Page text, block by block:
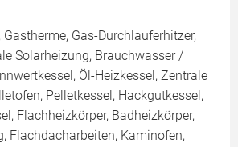
Gas-Durchlauferhitzer,
Solarheizung, Brauchwasser /
Öl-Heizkessel, Zentrale
Pelletkessel, Hackgutkessel,
Flachheizkörper, Badheizkörper,
Flachdacharbeiten, Kaminofen,